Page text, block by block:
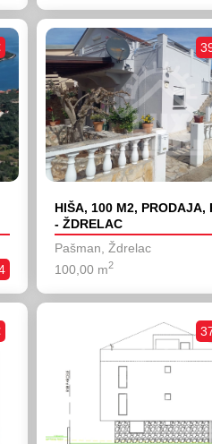
HIŠA, 100 M2, PRODAJA,
- ŽDRELAC
Pašman, Ždrelac
100,00 m2